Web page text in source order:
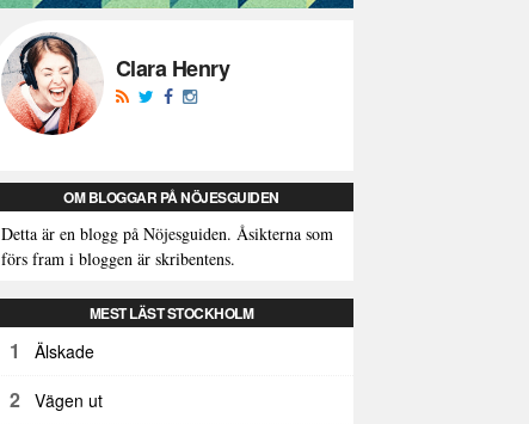
Clara Henry
OM BLOGGAR PÅ NÖJESGUIDEN
Detta är en blogg på Nöjesguiden. Åsikterna som
förs fram i bloggen är skribentens.
MEST LÄST STOCKHOLM
1 Älskade
2 Vägen ut